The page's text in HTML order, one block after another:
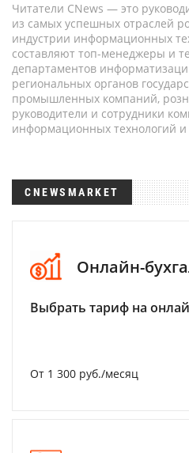
Читатели CNews — это
из самых успешных отраслей
индустрии информационных
составляют топ-менеджеры и
департаментов
региональных органов
промышленных компаний,
руководители и сотрудники
информационных технологий и
CNEWSMARKET
Онлайн-
Выбрать тариф на
От 1 300 руб./месяц